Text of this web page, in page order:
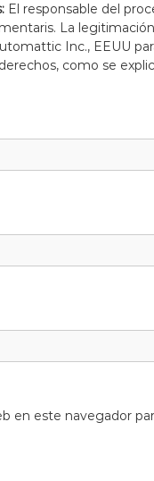
El responsable del
La
Inc., EEUU
como se
en este navegador